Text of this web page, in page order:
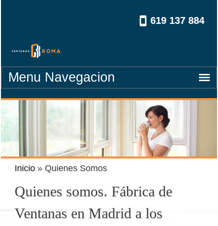
619 137 884
navegacion
Inicio» Quienes Somos
Quienes somos. Fábrica de
Ventanas en Madrid a los